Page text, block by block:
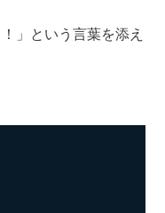
」という言葉を添え